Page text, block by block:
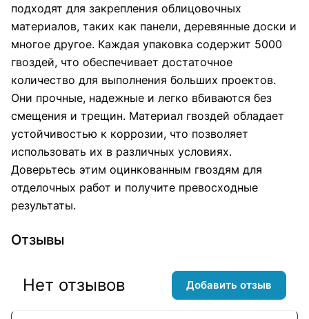
подходят для закрепления облицовочных
материалов, таких как панели, деревянные доски и
многое другое. Каждая упаковка содержит 5000
гвоздей, что обеспечивает достаточное
количество для выполнения больших проектов.
Они прочные, надежные и легко вбиваются без
смещения и трещин. Материал гвоздей обладает
устойчивостью к коррозии, что позволяет
использовать их в различных условиях.
Доверьтесь этим оцинкованным гвоздям для
отделочных работ и получите превосходные
результаты.
Отзывы
Нет отзывов Добавить отзыв